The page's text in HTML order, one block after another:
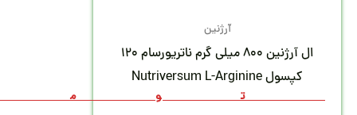
آرژنین
ال آرژنین 800 میلی گرم ناتریورسام 120
کپسول Nutriversum L-Arginine